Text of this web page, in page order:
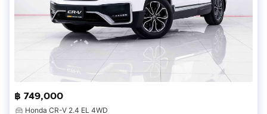
฿ 749,000
Honda CR-V 2.4 EL 4WD